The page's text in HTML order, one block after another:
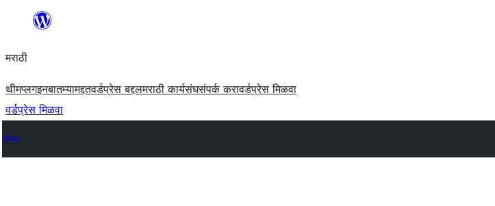
सामुग्रीवर
मराठी
थीमप्लगइनबातम्यामद्दतवर्डप्रेस बद्दलमराठी कार्यसंघसंपर्क करावर्डप्रेस मिळवा
वर्डप्रेस मिळवा
थीम्स